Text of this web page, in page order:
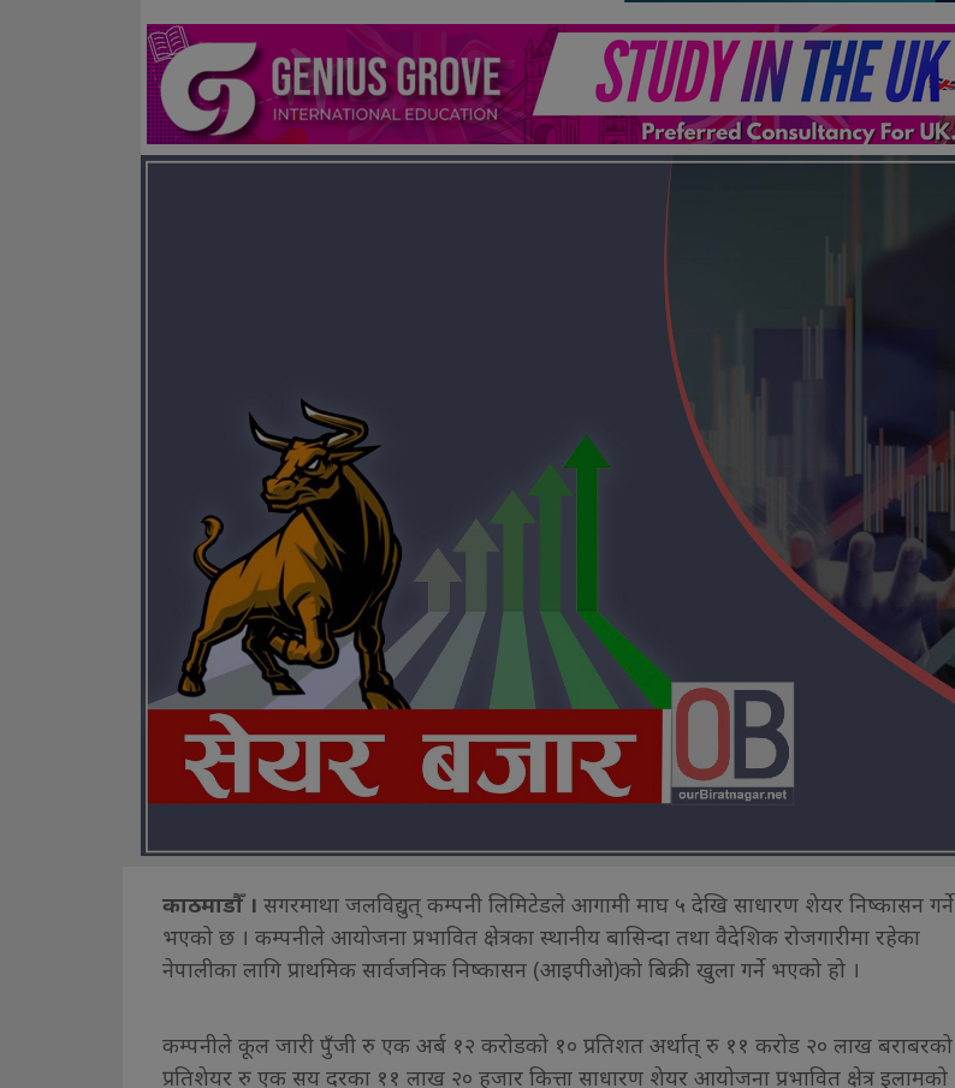
काठमाडौँ । सगरमाथा जलविद्युत् कम्पनी लिमिटेडले आगामी माघ ५ देखि साधारण शेयर निष्कासन गर्ने
भएको छ । कम्पनीले आयोजना प्रभावित क्षेत्रका स्थानीय बासिन्दा तथा वैदेशिक रोजगारीमा रहेका
नेपालीका लागि प्राथमिक सार्वजनिक निष्कासन (आइपीओ)को बिक्री खुला गर्ने भएको हो ।
कम्पनीले कूल जारी पुँजी रु एक अर्ब १२ करोडको १० प्रतिशत अर्थात् रु ११ करोड २० लाख बराबरको
प्रतिशेयर रु एक सय दरका ११ लाख २० हजार कित्ता साधारण शेयर आयोजना प्रभावित क्षेत्र इलामको